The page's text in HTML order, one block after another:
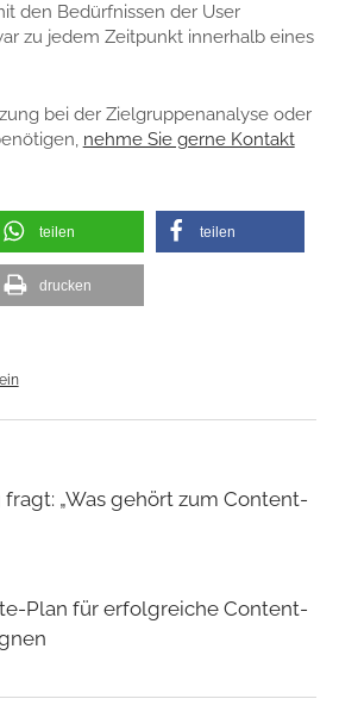
den Bedürfnissen der User
zu jedem Zeitpunkt innerhalb eines
bei der Zielgruppenanalyse oder
nehme Sie gerne Kontakt
teilen teilen
drucken
„Was gehört zum Content-
Plan für erfolgreiche Content-